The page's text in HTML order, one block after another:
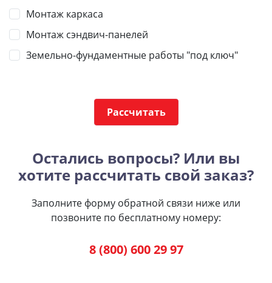
Монтаж каркаса
Монтаж сэндвич-панелей
Земельно-фундаментные работы "под ключ"
Рассчитать
Остались вопросы? Или вы
хотите рассчитать свой заказ?
Заполните форму обратной связи ниже или
позвоните по бесплатному номеру:
8 (800) 600 29 97